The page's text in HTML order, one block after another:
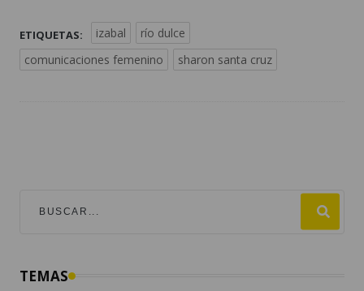
ETIQUETAS: izabal
río dulce
comunicaciones femenino
sharon santa cruz
TEMAS